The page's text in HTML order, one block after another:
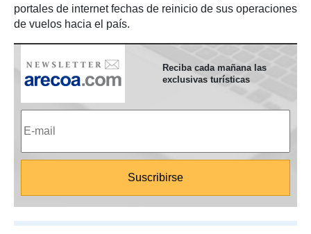
portales de internet fechas de reinicio de sus operaciones
de vuelos hacia el país.
Reciba cada mañana las
exclusivas turísticas